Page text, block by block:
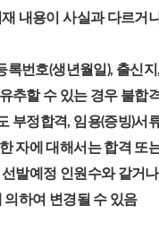
내용이 사실과 다르거
록번호(생년월일), 출신
추할 수 있는 경우 불합
부정합격, 임용(증빙)서
자에 대해서는 합격 또
발예정 인원수와 같거
의하여 변경될 수 있음